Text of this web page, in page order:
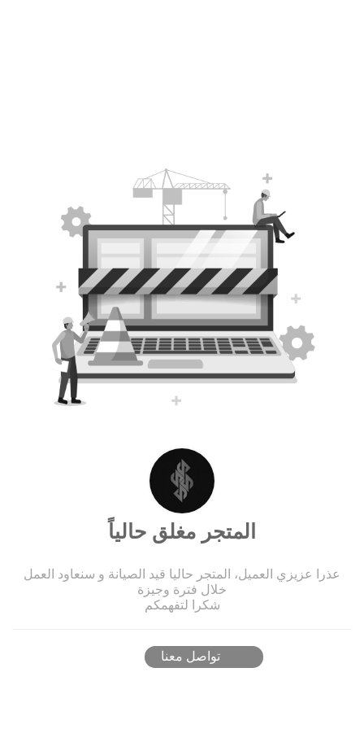
المتجر مغلق حالياً
عذرا عزيزي العميل، المتجر حاليا قيد الصيانة و سنعاود العمل
خلال فترة وجيزة
شكرا لتفهمكم
تواصل معنا